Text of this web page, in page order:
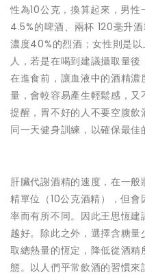
性為10公克，換算起來，男
4.5%的啤酒、兩杯 120毫升
濃度40%的烈酒；女性則是
人，若是在喝到建議攝取量
在進食前，讓血液中的酒精
量，會較容易產生輕鬆感，
提醒，胃不好的人不要空腹
同一天健身訓練，以確保最佳
肝臟代謝酒精的速度，在一
精單位（10公克酒精），但
率而有所不同。因此王思恆
越好。除此之外，選擇含糖
取總熱量的恆定，降低從酒
態。以人們平常飲酒的習慣